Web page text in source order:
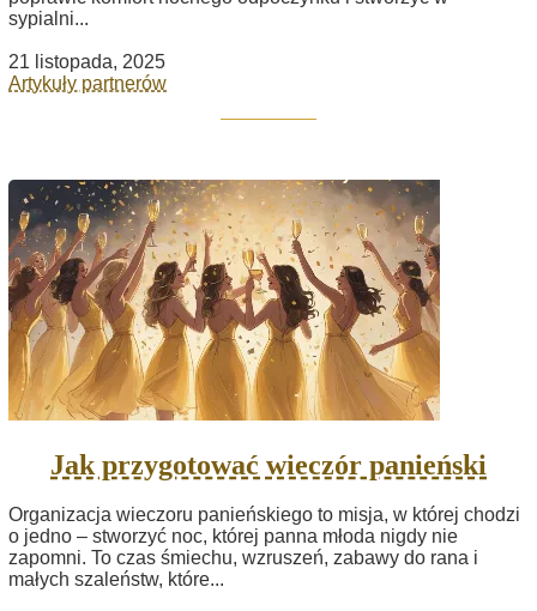
sypialni...
21 listopada, 2025
Artykuły partnerów
Jak przygotować wieczór panieński
Organizacja wieczoru panieńskiego to misja, w której chodzi
o jedno – stworzyć noc, której panna młoda nigdy nie
zapomni. To czas śmiechu, wzruszeń, zabawy do rana i
małych szaleństw, które...